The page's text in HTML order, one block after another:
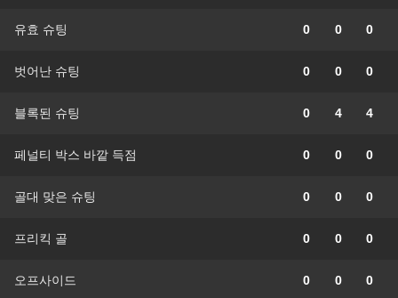
유효 슈팅 0 0 0
벗어난 슈팅 0 0 0
블록된 슈팅 0 4 4
페널티 박스 바깥 득점 0 0 0
골대 맞은 슈팅 0 0 0
프리킥 골 0 0 0
오프사이드 0 0 0